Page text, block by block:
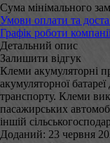
Сума мінімального
Умови оплати та
Графік роботи
Детальний опис
Залишити відгук
Клеми акумуляторні
акумуляторної
транспорту. Клеми
пасажирських
іншій
Доданий: 23 червня